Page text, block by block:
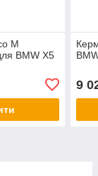
M
BMW X5
9